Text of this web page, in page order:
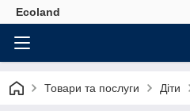
Ecoland
Товари та послуги Діти